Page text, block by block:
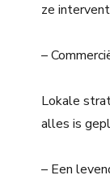
ze
–
Lokale
alles is
– Een